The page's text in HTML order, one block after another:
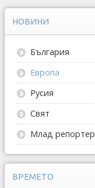
НОВИНИ
България
Европа
Русия
Свят
Млад репортер
ВРЕМЕТО